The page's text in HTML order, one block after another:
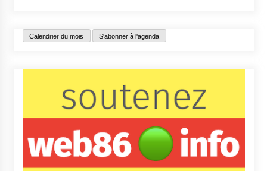
Calendrier du mois S'abonner à l'agenda